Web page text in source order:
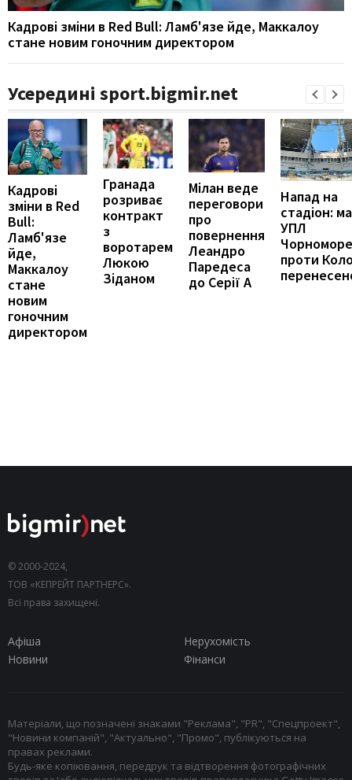
Кадрові зміни в Red Bull: Ламб'язе йде, Маккалоу
стане новим гоночним директором
Усередині sport.bigmir.net
Кадрові
зміни в Red
Bull:
Ламб'язе
йде,
Маккалоу
стане
новим
гоночним
директором
Гранада
розриває
контракт
з
воротарем
Люкою
Зіданом
Мілан веде
переговори
про
повернення
Леандро
Паредеса
до Серії А
Напад на
стадіон:
УПЛ
проти
© 2000-2024,
ТОВ «КЕПРЕЙТ ПАРТНЕРС».
Всі права захищені.
Афіша
Нерухомість
Новини
Фінанси
Матеріали, що позначені знаками "Реклама", "PR", "Спецпроект",
"Новини компаній", "Актуально", "Промо", публікуються на
правах реклами.
Будь-яке копіювання, передрук та відтворення фотографічних